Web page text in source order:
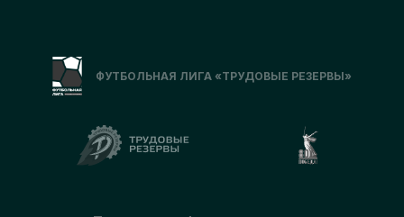
ФУТБОЛЬНАЯ ЛИГА «ТРУДОВЫЕ РЕЗЕРВЫ»